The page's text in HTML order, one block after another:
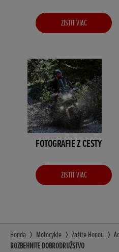
ZISTIŤ VIAC
FOTOGRAFIE Z CESTY
ZISTIŤ VIAC
Honda Motocykle Zažite Hondu
ROZBEHNITE DOBRODRUŽSTVO